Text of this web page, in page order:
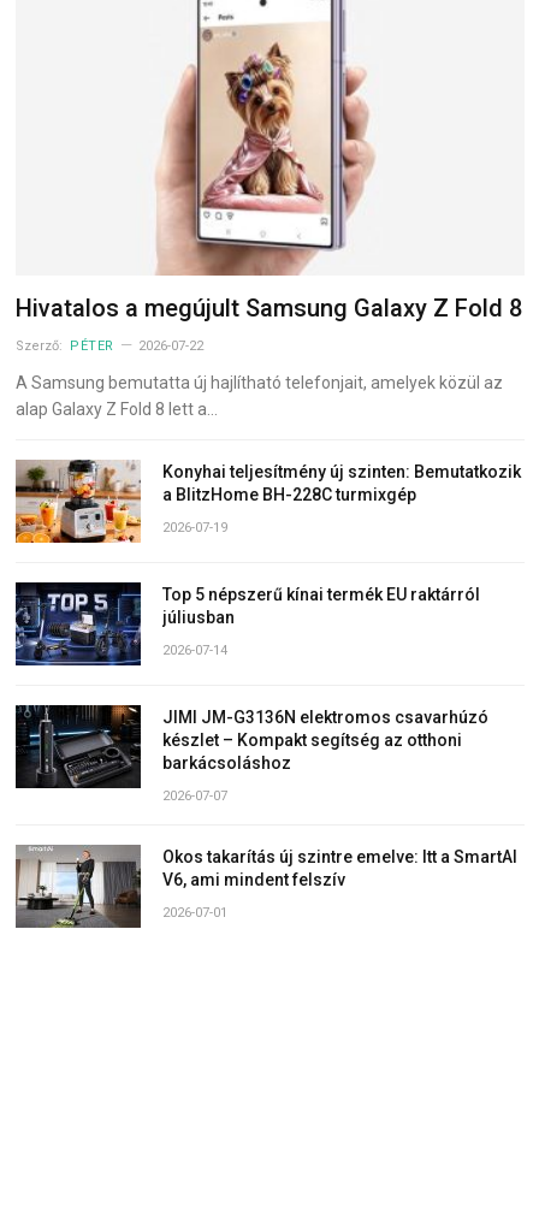
Hivatalos a megújult Samsung Galaxy Z Fold 8
Szerző: PÉTER 2026-07-22
A Samsung bemutatta új hajlítható telefonjait, amelyek közül az
alap Galaxy Z Fold 8 lett a…
Konyhai teljesítmény új szinten: Bemutatkozik
a BlitzHome BH-228C turmixgép
2026-07-19
Top 5 népszerű kínai termék EU raktárról
júliusban
2026-07-14
JIMI JM-G3136N elektromos csavarhúzó
készlet – Kompakt segítség az otthoni
barkácsoláshoz
2026-07-07
Okos takarítás új szintre emelve: Itt a SmartAI
V6, ami mindent felszív
2026-07-01